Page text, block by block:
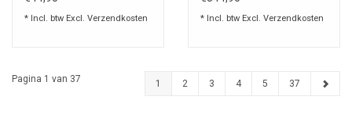
* Incl. btw Excl. Verzendkosten * Incl. btw Excl. Verzendkosten
Pagina 1 van 37 1 2 3 4 5 37